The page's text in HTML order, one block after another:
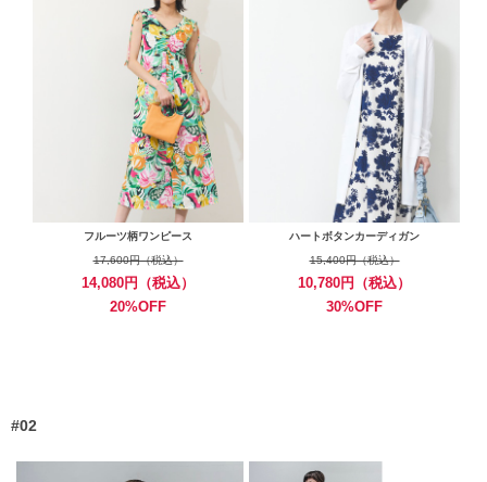
フルーツ柄ワンピース
17,600円（税込）
14,080円（税込）
20%OFF
ハートボタンカーディガン
15,400円（税込）
10,780円（税込）
30%OFF
#02